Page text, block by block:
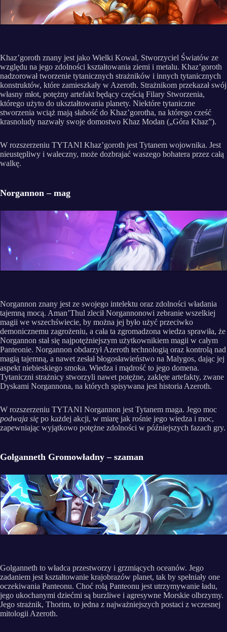
Khaz’goroth znany jest jako Wielki Kowal, Stworzyciel Światów ze
względu na jego zdolności kształtowania ziemi i metalu. Khaz’goroth
nadzorował tworzenie tytanicznych strażników i innych tytanicznych
konstruktów, które zamieszkały w Azeroth. Strażnikom przekazał swój
własny młot, potężny artefakt będący częścią Filary Stworzenia,
którego użyto do ukształtowania planety. Niektóre tytaniczne
stworzenia wciąż mają słabość do Khaz’gorotha, na którego cześć
krasnoludy nazwały swoje domostwo Khaz Modan („Góra Khaz”).
W rozszerzeniu TYTANI Khaz’goroth jest Tytanem wojownika. Jest
nieustępliwy i waleczny, może dozbrajać waszego bohatera przez całą
walkę.
Norgannon – mag
Norgannon znany jest ze swojego intelektu oraz zdolności władania
tajemną mocą. Aman’Thul zlecił Norgannonowi zebranie wszelkiej
magii we wszechświecie, by można jej było użyć przeciwko
demonicznemu zagrożeniu, a cała ta zgromadzona wiedza sprawiła, że
Norgannon stał się najpotężniejszym użytkownikiem magii w całym
Panteonie. Norgannon obdarzył Azeroth technologią oraz kontrolą nad
magią tajemną, a nawet zesłał błogosławieństwo na Malygos, dając jej
aspekt niebieskiego smoka. Wiedza i mądrość to jego domena.
Tytaniczni strażnicy stworzyli nawet potężne, zaklęte artefakty, zwane
Dyskami Norgannona, na których spisywana jest historia Azeroth.
W rozszerzeniu TYTANI Norgannon jest Tytanem maga. Jego moc
podwaja się po każdej akcji, w miarę jak rośnie jego wiedza i moc,
zapewniając wyjątkowo potężne zdolności w późniejszych fazach gry.
Golganneth Gromowładny – szaman
Golganneth to władca przestworzy i grzmiących oceanów. Jego
zadaniem jest kształtowanie krajobrazów planet, tak by spełniały one
oczekiwania Panteonu. Choć rolą Panteonu jest utrzymywanie ładu,
jego ukochanymi dziećmi są burzliwe i agresywne Morskie olbrzymy.
Jego strażnik, Thorim, to jedna z najważniejszych postaci z wczesnej
mitologii Azeroth.